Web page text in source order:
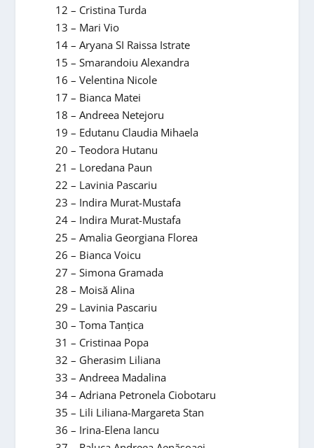
12 – Cristina Turda
13 – Mari Vio
14 – Aryana SI Raissa Istrate
15 – Smarandoiu Alexandra
16 – Velentina Nicole
17 – Bianca Matei
18 – Andreea Netejoru
19 – Edutanu Claudia Mihaela
20 – Teodora Hutanu
21 – Loredana Paun
22 – Lavinia Pascariu
23 – Indira Murat-Mustafa
24 – Indira Murat-Mustafa
25 – Amalia Georgiana Florea
26 – Bianca Voicu
27 – Simona Gramada
28 – Moisă Alina
29 – Lavinia Pascariu
30 – Toma Tanțica
31 – Cristinaa Popa
32 – Gherasim Liliana
33 – Andreea Madalina
34 – Adriana Petronela Ciobotaru
35 – Lili Liliana-Margareta Stan
36 – Irina-Elena Iancu